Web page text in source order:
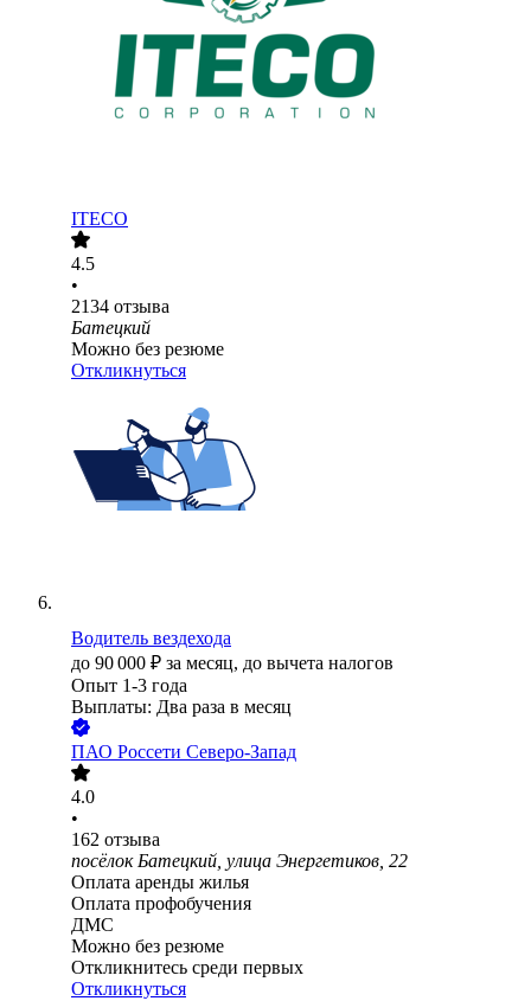
ITECO
4.5
•
2134 отзыва
Батецкий
Можно без резюме
Откликнуться
Водитель вездехода
до 90 000 ₽ за месяц, до вычета налогов
Опыт 1-3 года
Выплаты: Два раза в месяц
ПАО Россети Северо-Запад
4.0
•
162 отзыва
посёлок Батецкий, улица Энергетиков, 22
Оплата аренды жилья
Оплата профобучения
ДМС
Можно без резюме
Откликнитесь среди первых
Откликнуться